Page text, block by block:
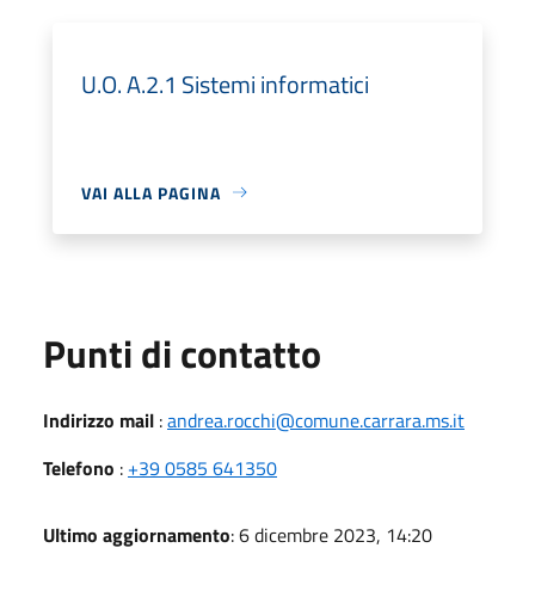
U.O. A.2.1 Sistemi informatici
VAI ALLA PAGINA
Punti di contatto
Indirizzo mail :andrea.rocchi@comune.carrara.ms.it
Telefono : +39 0585 641350
Ultimo aggiornamento: 6 dicembre 2023, 14:20